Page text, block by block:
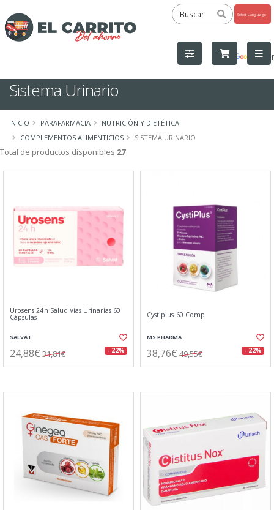
by
Sistema Urinario
INICIO PARAFARMACIA
NUTRICIÓN Y DIETÉTICA
COMPLEMENTOS ALIMENTICIOS
SISTEMA URINARIO
Total de productos disponibles 27
Urosens 24h Salud Vías Urinarias 60
Cápsulas
SALVAT
24,88€ 31,81€ - 22%
Cystiplus 60 Comp
MS PHARMA
38,76€ 49,55€ - 22%